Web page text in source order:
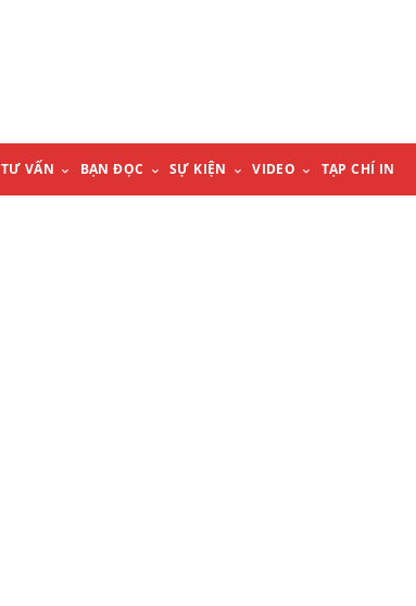
TƯ VẤN BẠN ĐỌC SỰ KIỆN VIDEO TẠP CHÍ IN